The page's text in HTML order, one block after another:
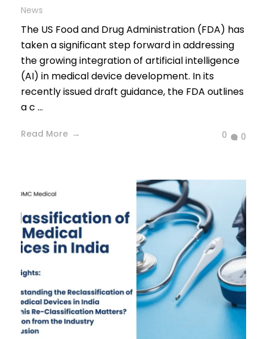
News
The US Food and Drug Administration (FDA) has
taken a significant step forward in addressing
the growing integration of artificial intelligence
(AI) in medical device development. In its
recently issued draft guidance, the FDA outlines
a c ...
Read More 0 0